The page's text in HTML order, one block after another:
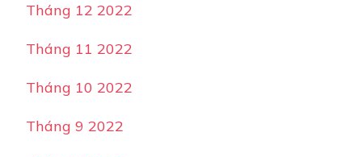
Tháng 12 2022
Tháng 11 2022
Tháng 10 2022
Tháng 9 2022